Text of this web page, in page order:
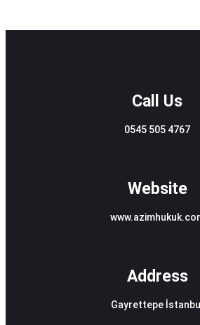
Call Us
0545 505 4767
Website
Address
Gayrettepe İstanbul